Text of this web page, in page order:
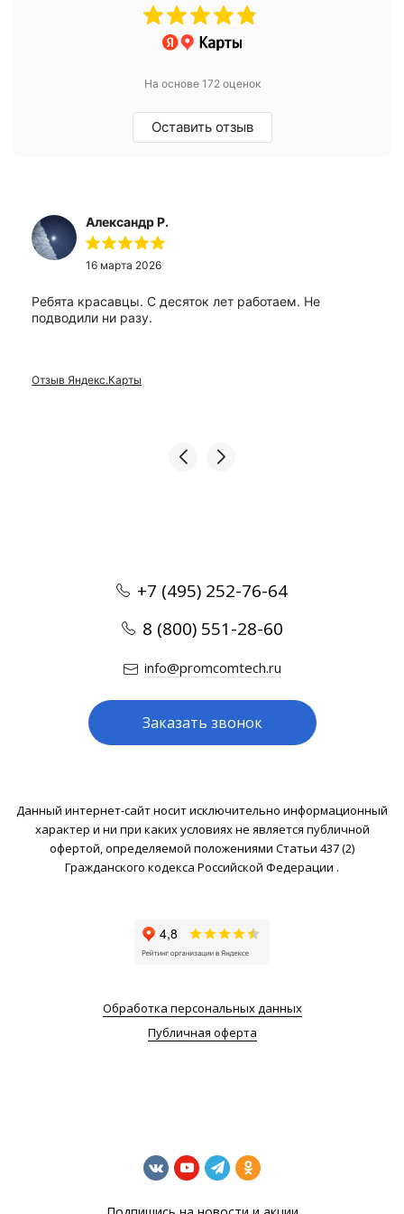
На основе 172 оценок
Оставить отзыв
Александр Р.
16 марта 2026
Ребята красавцы. С десяток лет работаем. Не
подводили ни разу.
Отзыв Яндекс.Карты
+7 (495) 252-76-64
8 (800) 551-28-60
info@promcomtech.ru
Заказать звонок
Данный интернет-сайт носит исключительно информационный
характер и ни при каких условиях не является публичной
офертой, определяемой положениями Статьи 437 (2)
Гражданского кодекса Российской Федерации .
Обработка персональных данных
Публичная оферта